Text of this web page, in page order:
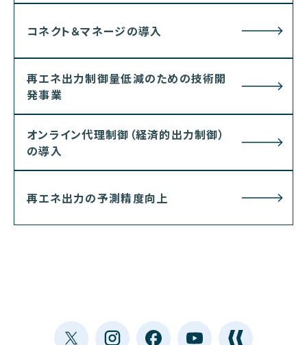
コネクト＆マネージの導入
再エネ出力制御量低減のための技術開
発事業
オンライン代理制御（経済的出力制御）
の導入
再エネ出力の予測精度向上